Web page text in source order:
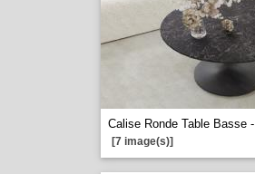
Calise Ronde Table Basse -
[7 image(s)]